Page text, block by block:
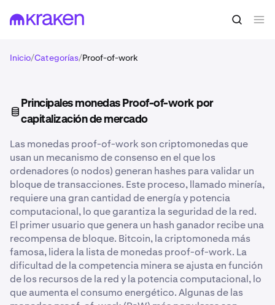
Inicio/Categorías/Proof-of-work
Principales monedas Proof-of-work por
capitalización de mercado
Las monedas proof-of-work son criptomonedas que
usan un mecanismo de consenso en el que los
ordenadores (o nodos) generan hashes para validar un
bloque de transacciones. Este proceso, llamado minería,
requiere una gran cantidad de energía y potencia
computacional, lo que garantiza la seguridad de la red.
El primer usuario que genera un hash ganador recibe una
recompensa de bloque. Bitcoin, la criptomoneda más
famosa, lidera la lista de monedas proof-of-work. La
dificultad de la competencia minera se ajusta en función
de los recursos de la red y la potencia computacional, lo
que aumenta el consumo energético. Algunas de las